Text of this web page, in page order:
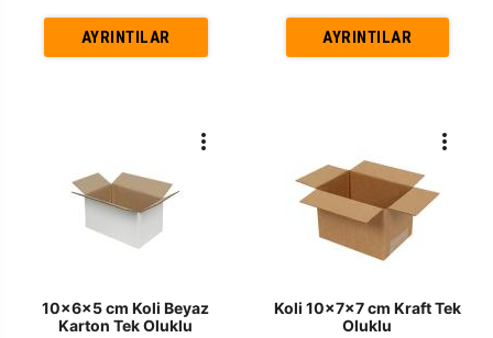
AYRINTILAR AYRINTILAR
10x6x5 cm Koli Beyaz
Karton Tek Oluklu
Koli 10x7x7 cm Kraft Tek
Oluklu